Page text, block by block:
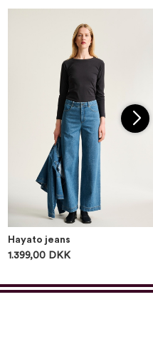
Hayato jeans
1.399,00 DKK